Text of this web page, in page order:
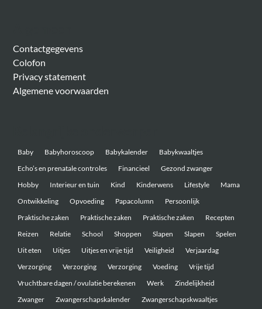
Contactgegevens
Colofon
Privacy statement
Algemene voorwaarden
Baby Babyhoroscoop Babykalender
Babykwaaltjes
Echo’s en prenatale controles
Financieel
Gezond zwanger
Hobby
Interieur en tuin Kind Kinderwens Lifestyle
Mama
Ontwikkeling
Opvoeding Papacolumn
Persoonlijk
Praktische zaken
Praktische zaken Praktische zaken
Recepten
Reizen
Relatie School Shoppen Slapen Slapen
Spelen
Uit eten
Uitjes Uitjes en vrije tijd Veiligheid
Verjaardag
Verzorging
Verzorging Verzorging Voeding
Vrije tijd
Vruchtbare dagen / ovulatie berekenen
Werk
Zindelijkheid
Zwanger
Zwangerschapskalender Zwangerschapskwaaltjes